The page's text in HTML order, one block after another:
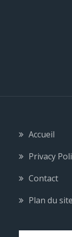
Accueil
Privacy
Contact
Plan du site